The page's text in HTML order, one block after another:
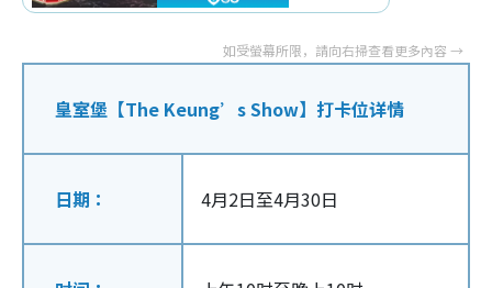
皇室堡【The Keung’s Show】打卡位详情
日期： 4月2日至4月30日